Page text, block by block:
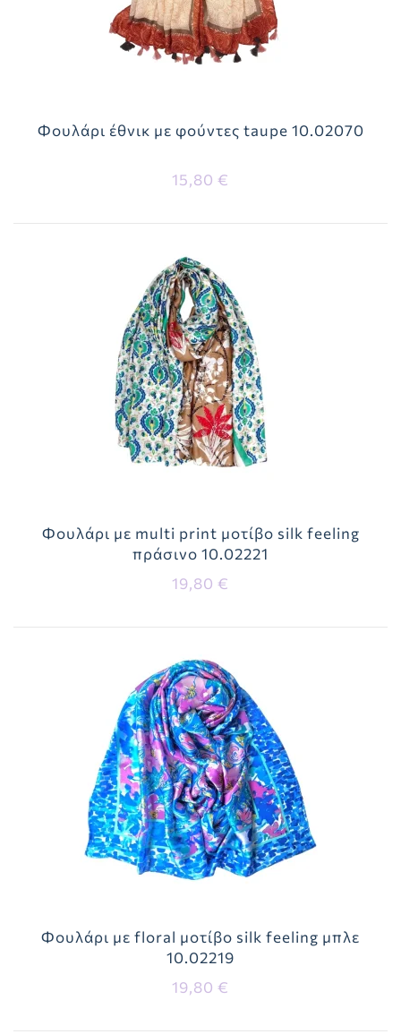
Φουλάρι έθνικ με φούντες taupe 10.02070
15,80 €
Φουλάρι με multi print μοτίβο silk feeling
πράσινο 10.02221
19,80 €
Φουλάρι με floral μοτίβο silk feeling μπλε
10.02219
19,80 €